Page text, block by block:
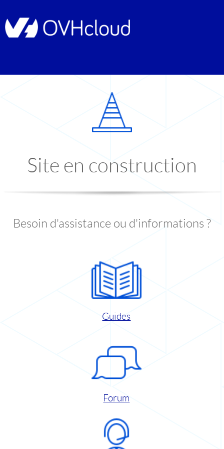
Site en construction
Besoin d'assistance ou d'informations ?
Guides
Forum